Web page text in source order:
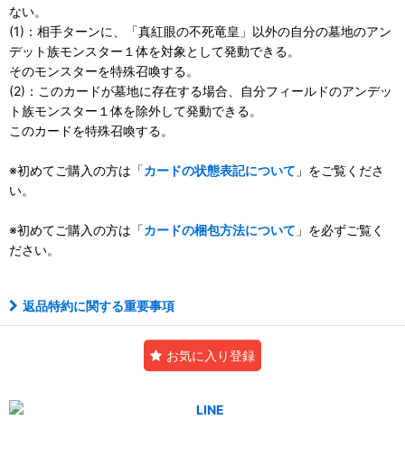
ない。
(1)：相手ターンに、「真紅眼の不死竜皇」以外の自分の墓地のアン
デット族モンスター１体を対象として発動できる。
そのモンスターを特殊召喚する。
(2)：このカードが墓地に存在する場合、自分フィールドのアンデッ
ト族モンスター１体を除外して発動できる。
このカードを特殊召喚する。
※初めてご購入の方は「カードの状態表記について 」をご覧くださ
い。
※初めてご購入の方は「カードの梱包方法について 」を必ずご覧く
ださい。
返品特約に関する重要事項
お気に入り登録